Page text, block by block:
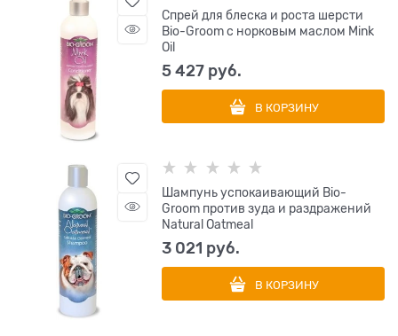
Cпрей для блеска и роста шерсти
Bio-Groom с норковым маслом Mink
Oil
5 427 руб.
В КОРЗИНУ
Шампунь успокаивающий Bio-
Groom против зуда и раздражений
Natural Oatmeal
3 021 руб.
В КОРЗИНУ